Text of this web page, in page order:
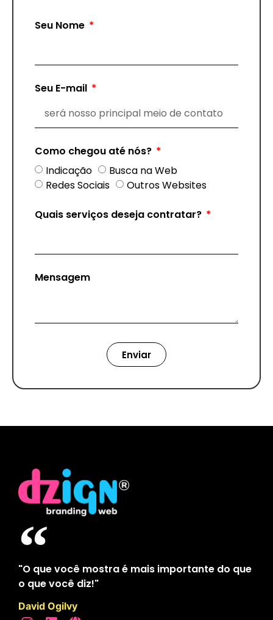
Seu Nome
Seu E-mail
Como chegou até nós?
Indicação
Busca na Web
Redes Sociais
Outros Websites
Quais serviços deseja contratar?
Mensagem
Enviar
"O que você mostra é mais importante do que
o que você diz!"
David Ogilvy